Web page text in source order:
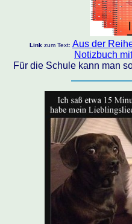
Linkzum Text: Aus der
Notizbuch
Für die Schule kann man